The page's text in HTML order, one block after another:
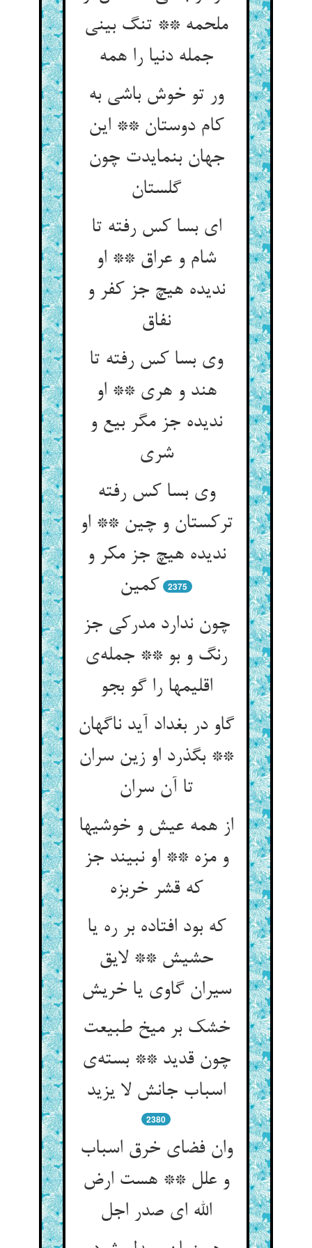
ملحمه ** تنگ بینی
جمله دنیا را همه
ور تو خوش باشی به
کام دوستان ** این
جهان بنمایدت چون
گلستان
ای بسا کس رفته تا
شام و عراق ** او
ندیده هیچ جز کفر و
نفاق
وی بسا کس رفته تا
هند و هری ** او
ندیده جز مگر بیع و
شری
وی بسا کس رفته
ترکستان و چین ** او
ندیده هیچ جز مکر و
کمین
2375
چون ندارد مدرکی جز
رنگ و بو ** جمله‌ی
اقلیمها را گو بجو
گاو در بغداد آید ناگهان
** بگذرد او زین سران
تا آن سران
از همه عیش و خوشیها
و مزه ** او نبیند جز
که قشر خربزه
که بود افتاده بر ره یا
حشیش ** لایق
سیران گاوی یا خریش
خشک بر میخ طبیعت
چون قدید ** بسته‌ی
اسباب جانش لا یزید
2380
وان فضای خرق اسباب
و علل ** هست ارض
الله ای صدر اجل